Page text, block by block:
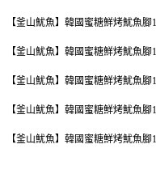
【釜山魷魚】韓國蜜糖鮮烤魷魚
【釜山魷魚】韓國蜜糖鮮烤魷魚
【釜山魷魚】韓國蜜糖鮮烤魷魚
【釜山魷魚】韓國蜜糖鮮烤魷魚
【釜山魷魚】韓國蜜糖鮮烤魷魚